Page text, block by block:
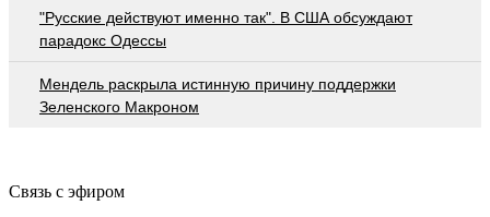
"Русские действуют именно так". В США обсуждают
парадокс Одессы
Мендель раскрыла истинную причину поддержки
Зеленского Макроном
Связь с эфиром